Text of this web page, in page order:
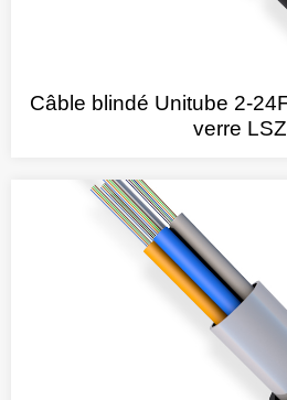
Câble blindé Unitube 2-
verre